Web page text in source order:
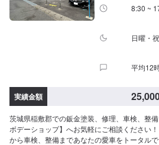
8:30 ~
日曜・
平均12
実績金額
茨城県稲敷郡での鈑金塗装、修理、車検、整
ボデーショップ】へお気軽にご相談ください
から車検、整備まであなたの愛車をトータル